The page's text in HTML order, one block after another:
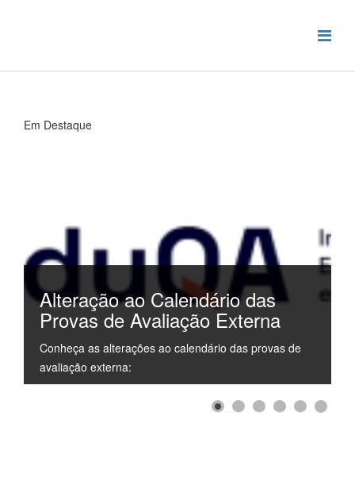
Em Destaque
Alteração ao Calendário das
Provas de Avaliação Externa
Conheça as alterações ao calendário das provas de
avaliação externa: